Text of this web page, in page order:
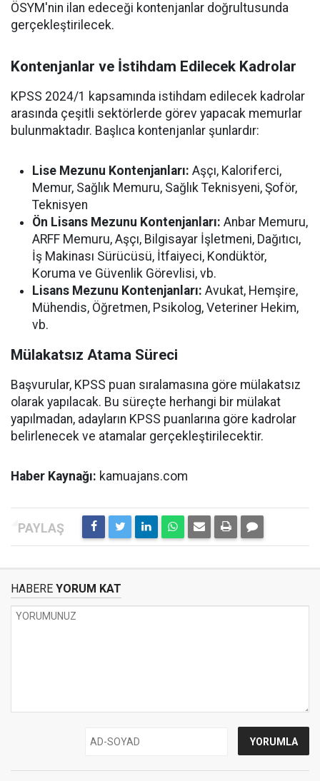
ÖSYM'nin ilan edeceği kontenjanlar doğrultusunda
gerçekleştirilecek.
Kontenjanlar ve İstihdam Edilecek Kadrolar
KPSS 2024/1 kapsamında istihdam edilecek kadrolar
arasında çeşitli sektörlerde görev yapacak memurlar
bulunmaktadır. Başlıca kontenjanlar şunlardır:
Lise Mezunu Kontenjanları: Aşçı, Kaloriferci,
Memur, Sağlık Memuru, Sağlık Teknisyeni, Şoför,
Teknisyen
Ön Lisans Mezunu Kontenjanları: Anbar Memuru,
ARFF Memuru, Aşçı, Bilgisayar İşletmeni, Dağıtıcı,
İş Makinası Sürücüsü, İtfaiyeci, Kondüktör,
Koruma ve Güvenlik Görevlisi, vb.
Lisans Mezunu Kontenjanları: Avukat, Hemşire,
Mühendis, Öğretmen, Psikolog, Veteriner Hekim,
vb.
Mülakatsız Atama Süreci
Başvurular, KPSS puan sıralamasına göre mülakatsız
olarak yapılacak. Bu süreçte herhangi bir mülakat
yapılmadan, adayların KPSS puanlarına göre kadrolar
belirlenecek ve atamalar gerçekleştirilecektir.
Haber Kaynağı: kamuajans.com
HABERE YORUM KAT